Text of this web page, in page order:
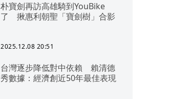
朴寶劍再訪高雄騎到YouBike
了 揪惠利朝聖「寶劍樹」合影
2025.12.08 20:51
台灣逐步降低對中依賴 賴清德
秀數據：經濟創近50年最佳表現